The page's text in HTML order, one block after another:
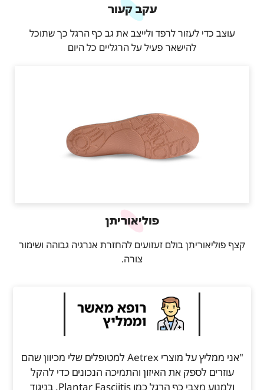
עקב קעור
עוצב כדי לעזור לרפד ולייצב את גב כף הרגל כך שתוכל
להישאר פעיל על הרגליים כל היום
פוליאוריתן
קצף פוליאוריתן בולם זעזועים להחזרת אנרגיה גבוהה ושימור
צורה.
"אני ממליץ על מוצרי Aetrex למטופלים שלי מכיוון שהם
עוזרים לספק את האיזון והתמיכה הנכונים כדי להקל
ולמנוע מצבי כף הרגל כמו Plantar Fasciitis. בניגוד